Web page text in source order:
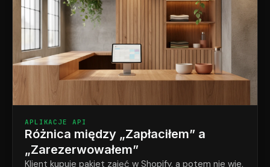
APLIKACJE API
Różnica między „Zapłaciłem” a
„Zarezerwowałem”
Klient kupuje pakiet zajęć w Shopify, a potem nie wie,